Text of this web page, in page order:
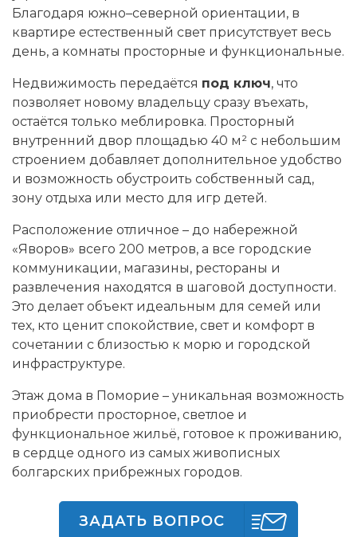
Благодаря южно–северной ориентации, в
квартире естественный свет присутствует весь
день, а комнаты просторные и функциональные.
Недвижимость передаётся под ключ, что
позволяет новому владельцу сразу въехать,
остаётся только меблировка. Просторный
внутренний двор площадью 40 м² с небольшим
строением добавляет дополнительное удобство
и возможность обустроить собственный сад,
зону отдыха или место для игр детей.
Расположение отличное – до набережной
«Яворов» всего 200 метров, а все городские
коммуникации, магазины, рестораны и
развлечения находятся в шаговой доступности.
Это делает объект идеальным для семей или
тех, кто ценит спокойствие, свет и комфорт в
сочетании с близостью к морю и городской
инфраструктуре.
Этаж дома в Поморие – уникальная возможность
приобрести просторное, светлое и
функциональное жильё, готовое к проживанию,
в сердце одного из самых живописных
болгарских прибрежных городов.
ЗАДАТЬ ВОПРОС